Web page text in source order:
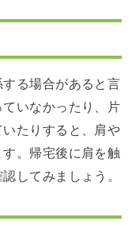
る場合があると言
いなかったり、片
たりすると、肩や
。帰宅後に肩を触
してみましょう。